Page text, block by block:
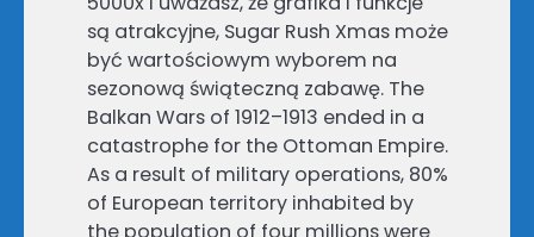
są atrakcyjne, Sugar Rush Xmas może
być wartościowym wyborem na
sezonową świąteczną zabawę. The
Balkan Wars of 1912–1913 ended in a
catastrophe for the Ottoman Empire.
As a result of military operations, 80%
of European territory inhabited by